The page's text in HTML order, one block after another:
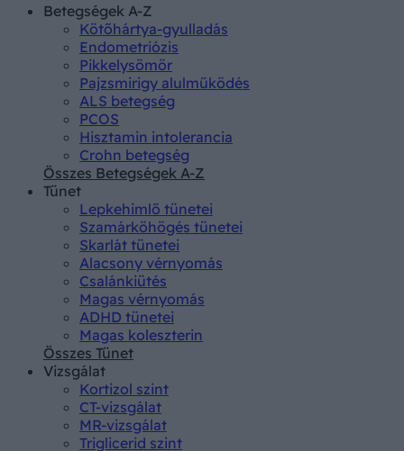
Betegségek A-Z
Kötőhártya-gyulladás
Endometriózis
Pikkelysömör
Pajzsmirigy alulműködés
ALS betegség
PCOS
Hisztamin intolerancia
Crohn betegség
Összes Betegségek A-Z
Tünet
Lepkehimlő tünetei
Szamárköhögés tünetei
Skarlát tünetei
Alacsony vérnyomás
Csalánkiütés
Magas vérnyomás
ADHD tünetei
Magas koleszterin
Összes Tünet
Vizsgálat
Kortizol szint
CT-vizsgálat
MR-vizsgálat
Triglicerid szint